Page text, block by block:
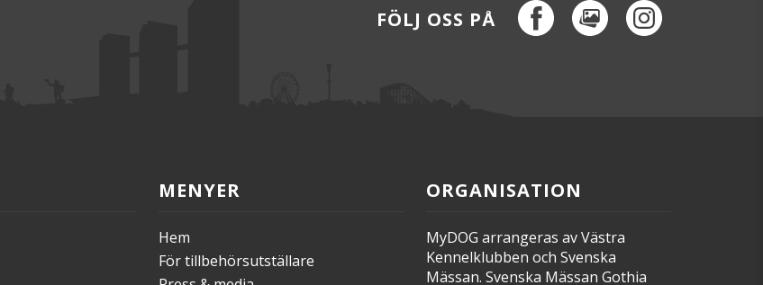
FÖLJ OSS PÅ FacebookMediaHubInstagram
MENYER
Hem
För tillbehörsutställare
ORGANISATION
MyDOG arrangeras av Västra
Kennelklubben och Svenska
Mässan. Svenska Mässan Gothia